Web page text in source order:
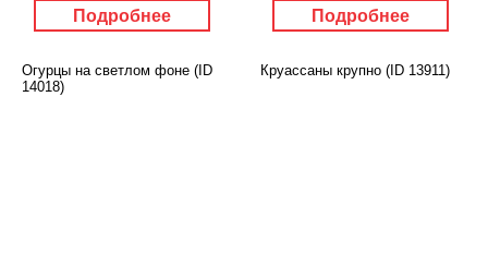
Подробнее Подробнее
Огурцы на светлом фоне (ID
14018)
Круассаны крупно (ID 13911)